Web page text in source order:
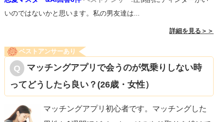
いのではないかと思います。私の男友達は...
詳細を見る＞＞
ベストアンサーあり
マッチングアプリで会うのが気乗りしない時
ってどうしたら良い？(26歳・女性）
マッチングアプリ初心者です。マッチングした